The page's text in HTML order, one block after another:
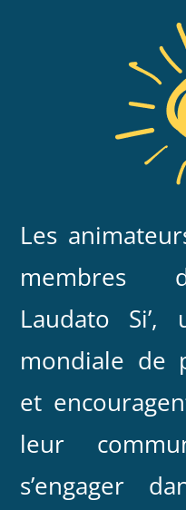
Les
membres
Laudato Si’,
mondiale de
et
leur
s’engager